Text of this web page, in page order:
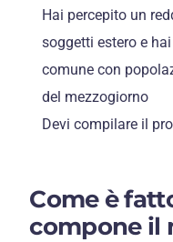
Hai percepito un
soggetti estero e
comune con
del mezzogiorno
Devi compilare il
Come è
compone il